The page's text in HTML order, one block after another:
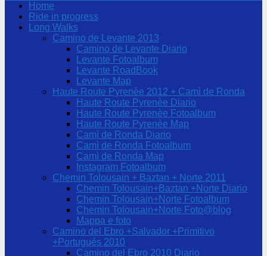
Home
Ride in progress
Long Walks
Camino de Levante 2013
Camino de Levante Diario
Levante Fotoalbum
Levante RoadBook
Levante Map
Haute Route Pyrenèe 2012 + Camì de Ronda
Haute Route Pyrenèe Diario
Haute Route Pyrenèe Fotoalbum
Haute Route Pyrenèe Map
Camì de Ronda Diario
Camì de Ronda Fotoalbum
Camì de Ronda Map
Instagram Fotoalbum
Chemin Tolousain + Baztan + Norte 2011
Chemin Tolousain+Baztan +Norte Diario
Chemin Tolousain+Norte Fotoalbum
Chemin Tolousain+Norte Foto@blog
Mappa e foto
Camino del Ebro +Salvador +Primitivo
+Portugués 2010
Camino del Ebro 2010 Diario